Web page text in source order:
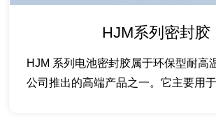
HJM系列密封胶
HJM 系列电池密封胶属于环保型耐高
公司推出的高端产品之一。它主要用